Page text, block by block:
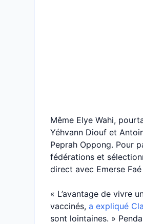
Même Elye Wahi,
Yéhvann Diouf et
Peprah Oppong. Pour
fédérations et
direct avec Emerse
« L’avantage de vivre
vaccinés, a expliqué
sont lointaines. »